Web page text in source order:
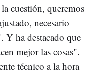
cuestión, queremos
necesario
Y ha destacado que
mejor las cosas".
técnico a la hora